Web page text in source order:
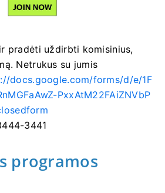
pradėti uždirbti komisinius,
Netrukus su jumis
docs.google.com/forms/d/e/1F
PxxAtM22FAiZNVbP
3441
programos